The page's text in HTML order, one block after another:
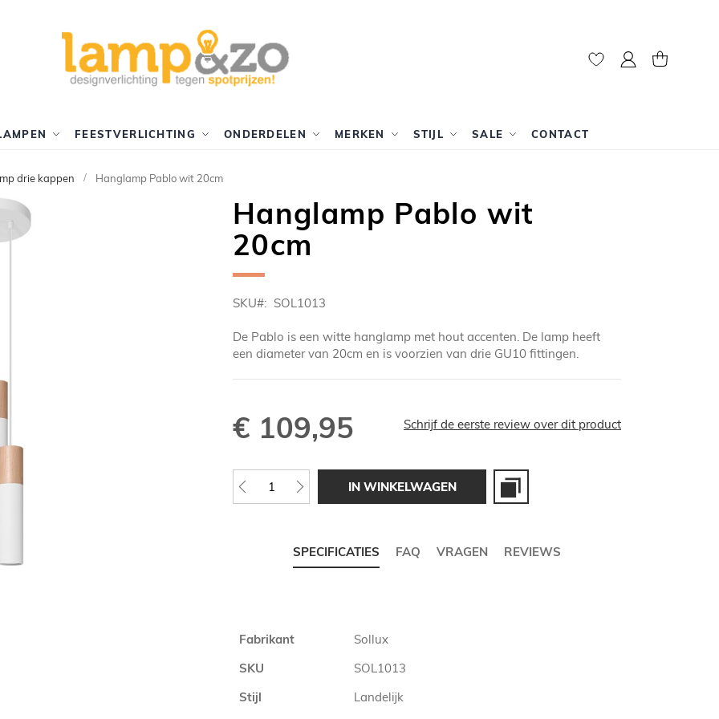
Mijn account
FEESTVERLICHTING ONDERDELEN MERKEN STIJL SALE CONTACT
drie kappen Hanglamp Pablo wit 20cm
Hanglamp Pablo wit
20cm
SKU SOL1013
De Pablo is een witte hanglamp met hout accenten. De lamp heeft
een diameter van 20cm en is voorzien van drie GU10 fittingen.
€ 109,95 Schrijf de eerste review over dit product
IN WINKELWAGEN
SPECIFICATIES FAQ VRAGEN REVIEWS
Meer
Fabrikant
Sollux
SKU
SOL1013
Stijl
Landelijk